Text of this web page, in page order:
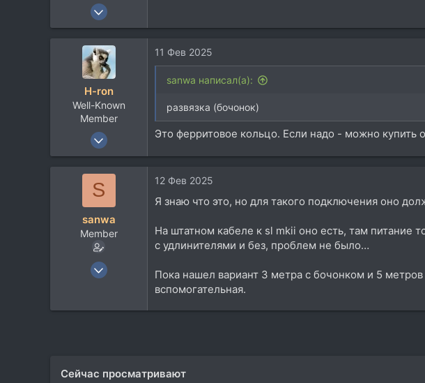
22 Мар 2008
H-ron
Well-Known
Member
13 Апр 2011
5.822
Москва
11 Фев 2025
sanwa написал(а):
развязка (бочонок)
Это ферритовое кольцо. Если надо - можно купить
S
sanwa
Member
22 Мар 2008
12 Фев 2025
Я знаю что это, но для такого подключения оно
На штатном кабеле к sl mkii оно есть, там питание
с удлинителями и без, проблем не было…
Пока нашел вариант 3 метра с бочонком и 5
вспомогательная.
Сейчас просматривают